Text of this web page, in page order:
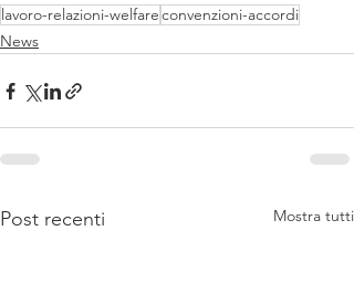
lavoro-relazioni-welfareconvenzioni-accordi
News
Post recenti Mostra tutti